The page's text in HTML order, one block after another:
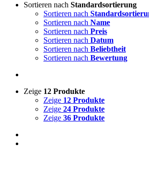
Sortieren nach Standardsortierung
Sortieren nach
Sortieren nach Name
Sortieren nach Preis
Sortieren nach Datum
Sortieren nach Beliebtheit
Sortieren nach Bewertung
Zeige 12 Produkte
Zeige 12 Produkte
Zeige 24 Produkte
Zeige 36 Produkte